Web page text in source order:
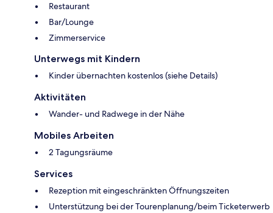
Restaurant
Bar/Lounge
Zimmerservice
Unterwegs mit Kindern
Kinder übernachten kostenlos (siehe Details)
Aktivitäten
Wander- und Radwege in der Nähe
Mobiles Arbeiten
2 Tagungsräume
Services
Rezeption mit eingeschränkten Öffnungszeiten
Unterstützung bei der Tourenplanung/beim Ticketerwerb